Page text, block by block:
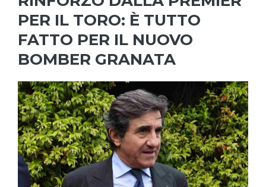
PER IL TORO: È TUTTO
FATTO PER IL NUOVO
BOMBER GRANATA